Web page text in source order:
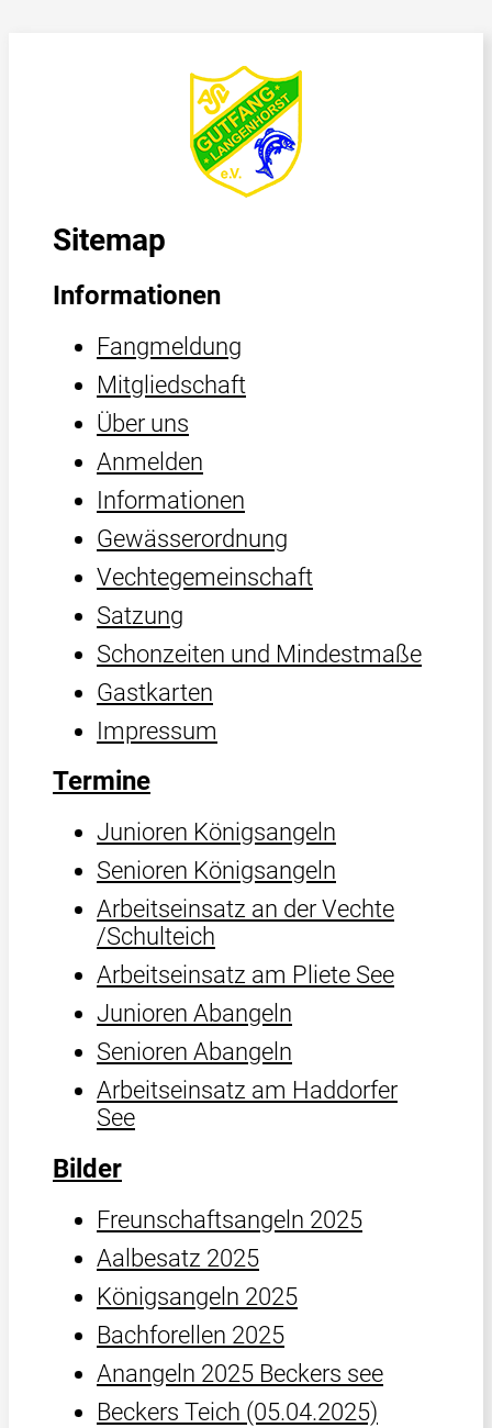
Sitemap
Informationen
Fangmeldung
Mitgliedschaft
Über uns
Anmelden
Informationen
Gewässerordnung
Vechtegemeinschaft
Satzung
Schonzeiten und Mindestmaße
Gastkarten
Impressum
Termine
Junioren Königsangeln
Senioren Königsangeln
Arbeitseinsatz an der Vechte
/Schulteich
Arbeitseinsatz am Pliete See
Junioren Abangeln
Senioren Abangeln
Arbeitseinsatz am Haddorfer
See
Bilder
Freunschaftsangeln 2025
Aalbesatz 2025
Königsangeln 2025
Bachforellen 2025
Anangeln 2025 Beckers see
Beckers Teich (05.04.2025)